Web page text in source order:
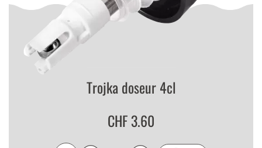
Trojka doseur 4cl
CHF 3.60